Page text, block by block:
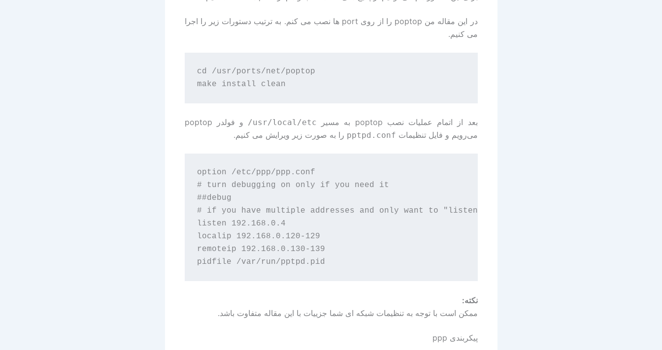
در این مقاله من poptop را از روی port ها نصب می کنم. به ترتیب دستورات زیر را اجرا
می کنیم.
cd /usr/ports/net/poptop
بعد از اتمام عملیات نصب poptop به مسیر /usr/local/etc
و فولدر poptop
می‌رویم و فایل تنظیمات pptpd.conf را به صورت زیر ویرایش می کنیم.
option /etc/ppp/ppp.conf
# turn debugging on only if you need it
##debug
# if you have multiple addresses and only want to "listen" on one:
listen 192.168.0.4
localip 192.168.0.120-129
remoteip 192.168.0.130-139
نکته:
ممکن است با توجه به تنظیمات شبکه ای شما جزییات با این مقاله متفاوت باشد.
پیکربندی ppp